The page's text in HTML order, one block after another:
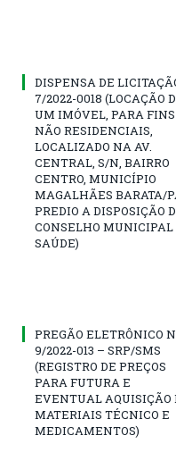
DISPENSA DE
7/2022-0018 (LOCAÇÃO
UM IMÓVEL, PARA FINS
NÃO RESIDENCIAIS,
LOCALIZADO NA AV.
CENTRAL, S/N, BAIRRO
CENTRO, MUNICÍPIO
MAGALHÃES BARATA/
PREDIO A DISPOSIÇÃO
CONSELHO MUNICIPAL
SAÚDE)
PREGÃO ELETRÔNICO
9/2022-013 – SRP/SMS
(REGISTRO DE PREÇOS
PARA FUTURA E
EVENTUAL AQUISIÇÃO
MATERIAIS TÉCNICO E
MEDICAMENTOS)